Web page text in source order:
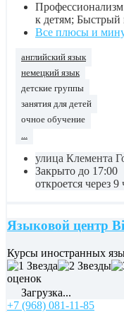
к детям; Быстрый
Все плюсы и
английский язык
немецкий язык
детские группы
занятия для детей
очное обучение
...
улица Клемента
Закрыто до 17:00
откроется через
Языковой центр
Курсы иностранных
оценок
Загрузка...
+7 (968) 081-11-85